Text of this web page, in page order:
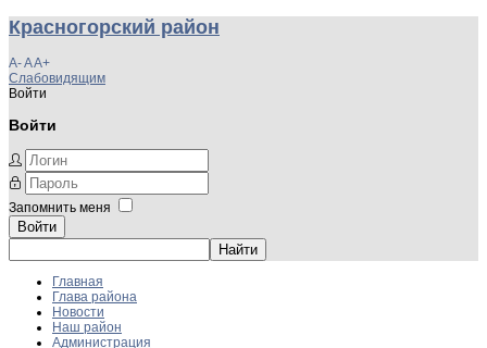
Красногорский район
A-AA+
Слабовидящим
Войти
Войти
Запомнить меня
Войти
Главная
Глава района
Новости
Наш район
Администрация